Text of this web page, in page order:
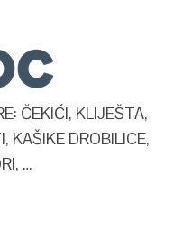
ČEKIĆI, KLIJEŠTA,
KAŠIKE DROBILICE,
…